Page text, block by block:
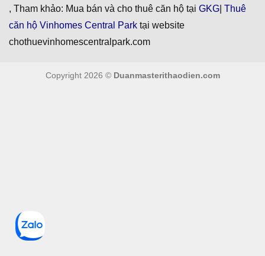
, Tham khảo: Mua bán và cho thuê căn hộ tại GKG Thuê
căn hộ Vinhomes Central Park tại website
chothuevinhomescentralpark.com
Copyright 2026 © Duanmasterithaodien.com